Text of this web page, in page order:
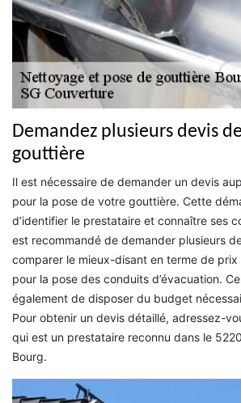
Demandez plusieurs devis
gouttière
Il est nécessaire de demander un devis
pour la pose de votre gouttière. Cette
d’identifier le prestataire et connaître ses
est recommandé de demander plusieurs
comparer le mieux-disant en terme de
pour la pose des conduits d’évacuation.
également de disposer du budget
Pour obtenir un devis détaillé, adressez-
qui est un prestataire reconnu dans le
Bourg.